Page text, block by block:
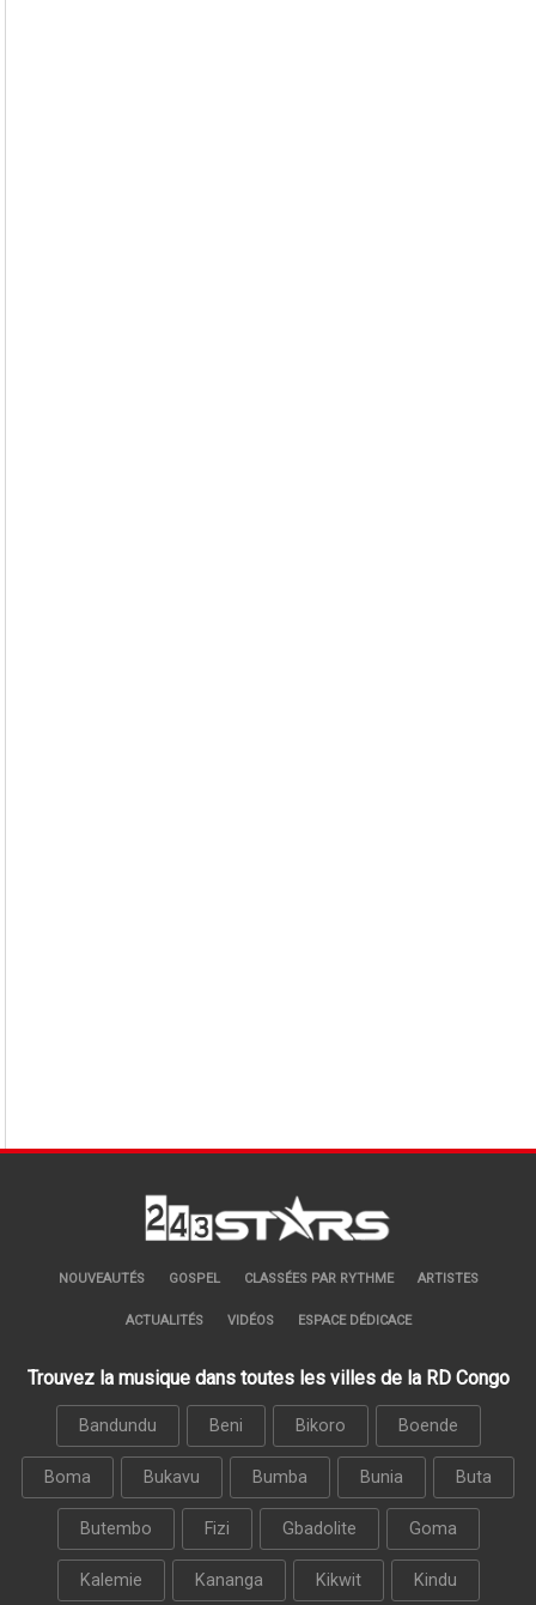
NOUVEAUTÉS GOSPEL CLASSÉES PAR RYTHME ARTISTES
ACTUALITÉS VIDÉOS ESPACE DÉDICACE
Trouvez la musique dans toutes les villes de la RD Congo
Bandundu Beni Bikoro Boende
Boma Bukavu Bumba Bunia Buta
Butembo Fizi Gbadolite Goma
Kalemie Kananga Kikwit Kindu